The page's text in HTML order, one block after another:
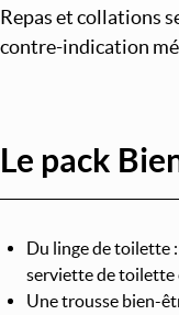
Repas et collations
contre-indication
Le pack
Du linge de toilette
serviette de toilette
Une trousse bien-